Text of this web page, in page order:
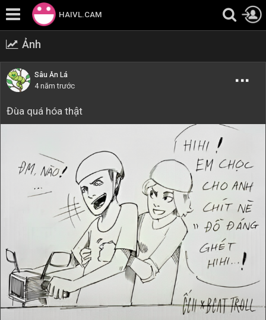
HAIVL.CAM
Ảnh
Sâu Ăn Lá
4 năm trước
Đùa quá hóa thật